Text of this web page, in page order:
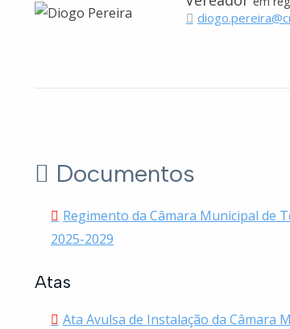
Documentos
Regimento da Câmara Municipal de
2025-2029
Atas
Ata Avulsa de Instalação da Câmara